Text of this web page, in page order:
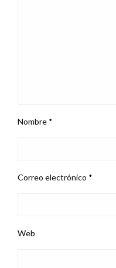
Nombre *
Correo electrónico *
Web